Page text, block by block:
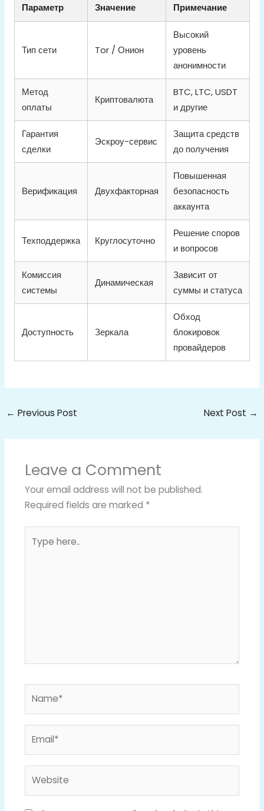
Параметр Значение Примечание
Тип сети Tor / Онион
Высокий
уровень
анонимности
Метод
оплаты
Криптовалюта
BTC, LTC, USDT
и другие
Гарантия
сделки
Эскроу-сервис
Защита средств
до получения
Верификация Двухфакторная
Повышенная
безопасность
аккаунта
Техподдержка Круглосуточно
Решение споров
и вопросов
Комиссия
системы
Динамическая
Зависит от
суммы и статуса
Доступность Зеркала
Обход
блокировок
провайдеров
← Previous Post Next Post →
Leave a Comment
Your email address will not be published.
Required fields are marked *
here..